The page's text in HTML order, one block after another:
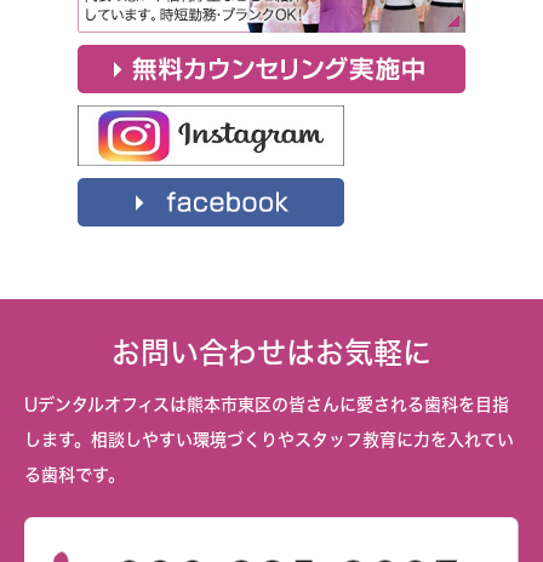
お問い合わせはお気軽に
Uデンタルオフィスは熊本市東区の皆さんに愛される歯科を目指
します。相談しやすい環境づくりやスタッフ教育に力を入れてい
る歯科です。